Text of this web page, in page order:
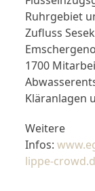
Ruhrgebiet
Zufluss
1700
Kläranlagen
Weitere
Infos:
lippe-